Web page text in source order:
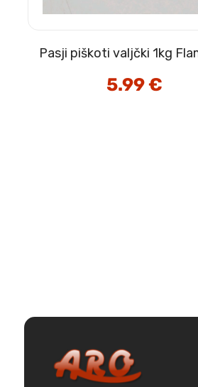
Pasji piškoti valjčki 1kg
5.99€